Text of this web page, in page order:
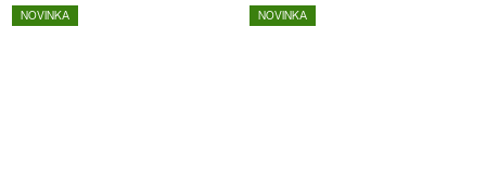
NOVINKA NOVINKA